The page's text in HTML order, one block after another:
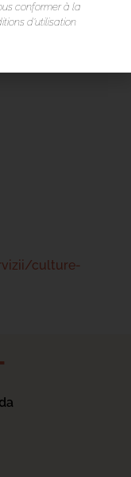
culture-
conformer à la
d’utilisation